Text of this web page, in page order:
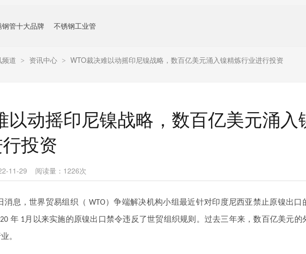
钢管十大品牌 不锈钢工业管
频道 > 资讯中心 > WTO裁决难以动摇印尼镍战略，数百亿美元涌入镍精炼行业进行投资
以动摇印尼镍战略，数百亿美元涌入
投资
11-29 阅读量： 1226次
消息，世界贸易组织（ WTO）争端解决机构小组最近针对印度尼西亚禁止原镍出口
年 1月以来实施的原镍出口禁令违反了世贸组织规则。过去三年来，数百亿美元的
。